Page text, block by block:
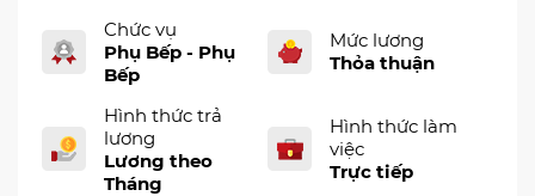
Chức vụ
Phụ Bếp - Phụ
Bếp
Mức lương
Thỏa thuận
Hình thức trả
lương
Lương theo
Tháng
Hình thức làm
việc
Trực tiếp